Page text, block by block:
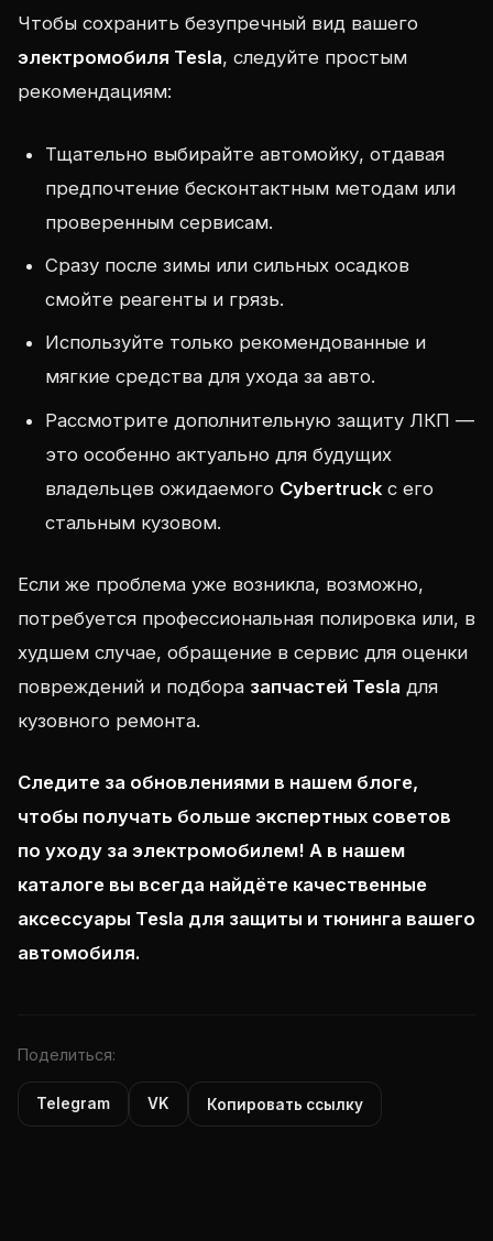
Чтобы сохранить безупречный вид вашего
электромобиля Tesla, следуйте простым
рекомендациям:
Тщательно выбирайте автомойку, отдавая
предпочтение бесконтактным методам или
проверенным сервисам.
Сразу после зимы или сильных осадков
смойте реагенты и грязь.
Используйте только рекомендованные и
мягкие средства для ухода за авто.
Рассмотрите дополнительную защиту ЛКП —
это особенно актуально для будущих
владельцев ожидаемого Cybertruck с его
стальным кузовом.
Если же проблема уже возникла, возможно,
потребуется профессиональная полировка или, в
худшем случае, обращение в сервис для оценки
повреждений и подбора запчастей Tesla для
кузовного ремонта.
Следите за обновлениями в нашем блоге,
чтобы получать больше экспертных советов
по уходу за электромобилем! А в нашем
каталоге вы всегда найдёте качественные
аксессуары Tesla для защиты и тюнинга вашего
автомобиля.
Поделиться:
Telegram VK Копировать ссылку